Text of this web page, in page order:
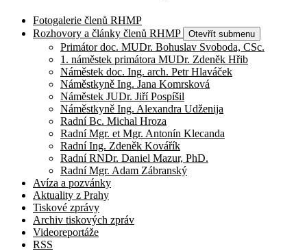
Fotogalerie členů RHMP
Rozhovory a články členů RHMP
Otevřít submenu
Primátor doc. MUDr. Bohuslav Svoboda, CSc.
1. náměstek primátora MUDr. Zdeněk Hřib
Náměstek doc. Ing. arch. Petr Hlaváček
Náměstkyně Ing. Jana Komrsková
Náměstek JUDr. Jiří Pospíšil
Náměstkyně Ing. Alexandra Udženija
Radní Bc. Michal Hroza
Radní Mgr. et Mgr. Antonín Klecanda
Radní Ing. Zdeněk Kovářík
Radní RNDr. Daniel Mazur, PhD.
Radní Mgr. Adam Zábranský
Avíza a pozvánky
Aktuality z Prahy
Tiskové zprávy
Archiv tiskových zpráv
Videoreportáže
RSS